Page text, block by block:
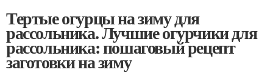
Тертые огурцы на зиму для
рассольника. Лучшие огурчики для
рассольника: пошаговый рецепт
заготовки на зиму